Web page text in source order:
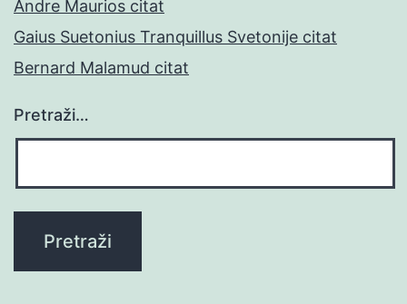
Andre Maurios citat
Gaius Suetonius Tranquillus Svetonije citat
Bernard Malamud citat
Pretraži…